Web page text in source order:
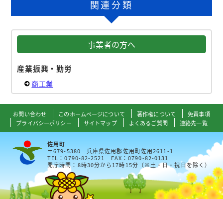
関連分類
事業者の方へ
産業振興・勤労
商工業
お問い合わせ このホームページについて 著作権について
免責事項
プライバシーポリシー
サイトマップ よくあるご質問 連絡先一覧
佐用町
〒679-5380 兵庫県佐用郡佐用町佐用2611-1
TEL：0790-82-2521 FAX：0790-82-0131
開庁時間：8時30分から17時15分（※土・日・祝日を除く）